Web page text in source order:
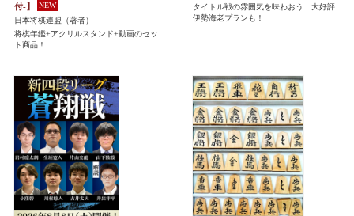
付-】
日本将棋連盟 （著者）
将棋年鑑+アクリルスタンド+動画のセッ
ト商品！
タイトル戦の雰囲気を味わおう 大好評
伊勢海老プランも！